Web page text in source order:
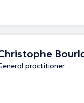
practitioner